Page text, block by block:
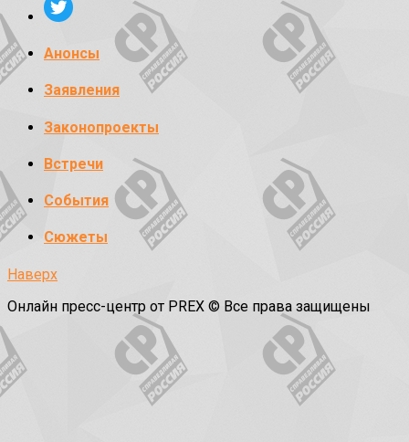
Анонсы
Заявления
Законопроекты
Встречи
События
Сюжеты
Наверх
Онлайн пресс-центр от PREX © Все права защищены